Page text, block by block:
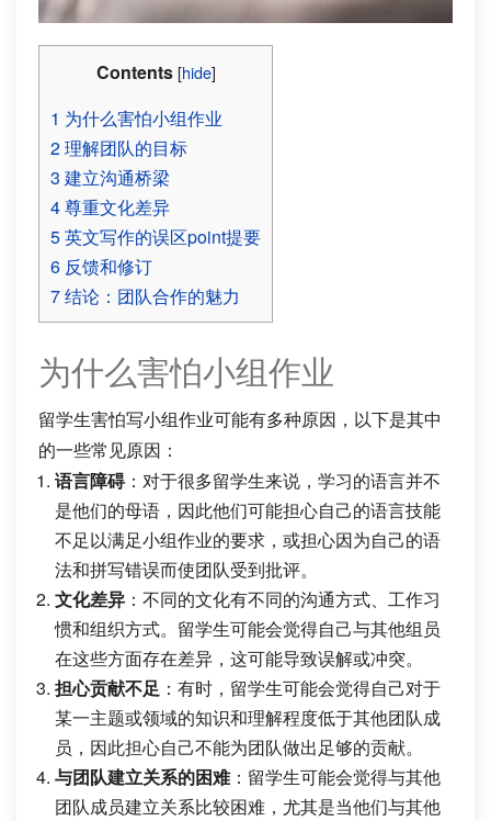
Contents [hide]
1 为什么害怕小组作业
2理解团队的目标
3 建立沟通桥梁
4尊重文化差异
5英文写作的误区point提要
6 反馈和修订
7结论：团队合作的魅力
为什么害怕小组作业
留学生害怕写小组作业可能有多种原因，以下是其中
的一些常见原因：
语言障碍：对于很多留学生来说，学习的语言并不
是他们的母语，因此他们可能担心自己的语言技能
不足以满足小组作业的要求，或担心因为自己的语
法和拼写错误而使团队受到批评。
文化差异 ：不同的文化有不同的沟通方式、工作习
惯和组织方式。留学生可能会觉得自己与其他组员
在这些方面存在差异，这可能导致误解或冲突。
担心贡献不足 ：有时，留学生可能会觉得自己对于
某一主题或领域的知识和理解程度低于其他团队成
员，因此担心自己不能为团队做出足够的贡献。
与团队建立关系的困难：留学生可能会觉得与其他
团队成员建立关系比较困难，尤其是当他们与其他